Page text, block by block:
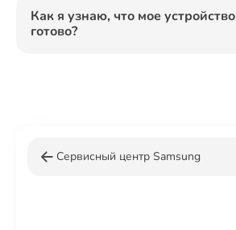
Как я узнаю, что мое устройство
готово?
Сервисный центр Samsung